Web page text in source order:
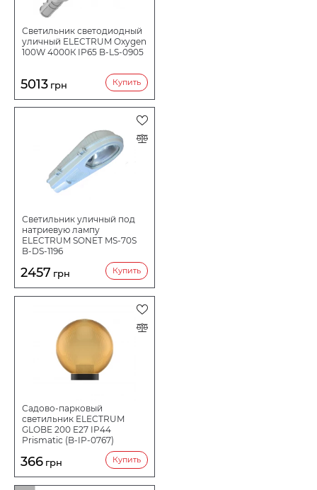
Светильник светодиодный
уличный ELECTRUM Oxygen
100W 4000К IP65 B-LS-0905
5013 грн Купить
Светильник уличный под
натриевую лампу
ELECTRUM SONET MS-70S
B-DS-1196
2457 грн Купить
Садово-парковый
светильник ELECTRUM
GLOBE 200 E27 IP44
Prismatic (B-IP-0767)
366 грн Купить